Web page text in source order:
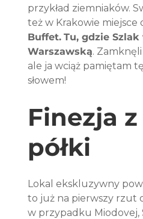
przykład ziemniaków.
też w Krakowie miejsce
Buffet. Tu, gdzie
Warszawską.
ale ja wciąż pamiętam
słowem!
Finezja
półki
Lokal ekskluzywny
to już na pierwszy rzut
w przypadku Miodovej,